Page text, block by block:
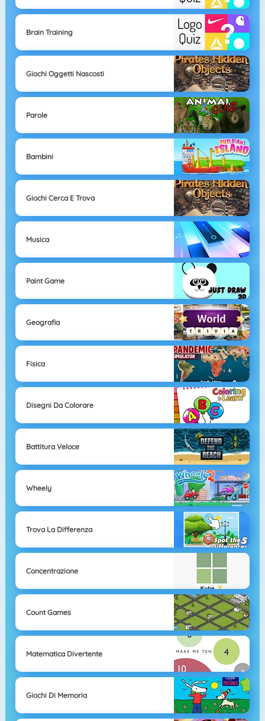
Brain Training
Giochi Oggetti Nascosti
Parole
Bambini
Giochi Cerca E Trova
Musica
Paint Game
Geografia
Fisica
Disegni Da Colorare
Battitura Veloce
Wheely
Trova La Differenza
Concentrazione
Count Games
Matematica Divertente
Giochi Di Memoria